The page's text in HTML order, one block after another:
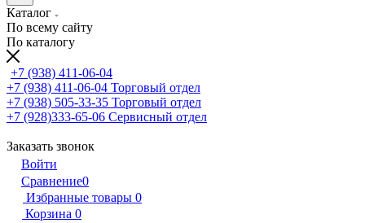
Каталог
По всему сайту
По каталогу
+7 (938) 411-06-04
+7 (938) 411-06-04 Торговый отдел
+7 (938) 505-33-35 Торговый отдел
+7 (928)333-65-06 Сервисный отдел
Заказать звонок
Войти
Сравнение0
Избранные товары 0
Корзина 0